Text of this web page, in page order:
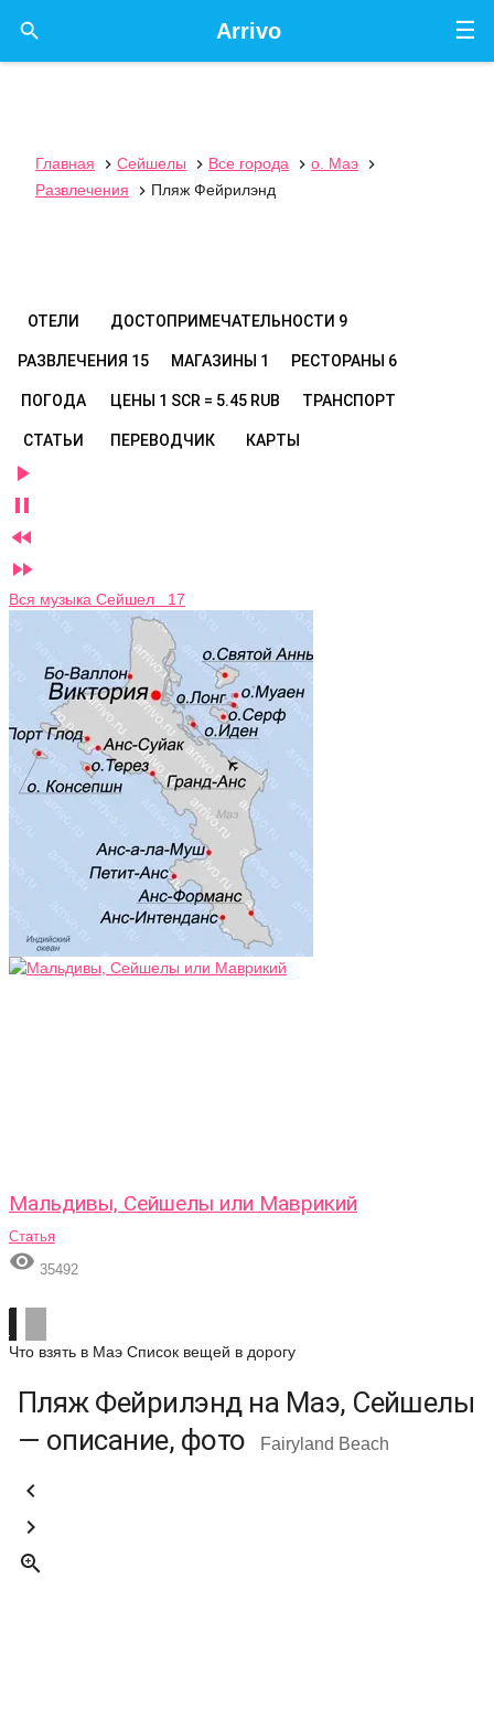
☰
Arrivo

Главная  Сейшелы  Все города  о. Маэ

Развлечения
 Пляж Фейрилэнд
ОТЕЛИ ДОСТОПРИМЕЧАТЕЛЬНОСТИ 9
РАЗВЛЕЧЕНИЯ 15 МАГАЗИНЫ 1 РЕСТОРАНЫ 6
ПОГОДА ЦЕНЫ 1 SCR = 5.45 RUB ТРАНСПОРТ
СТАТЬИ ПЕРЕВОДЧИК КАРТЫ




Вся музыка Сейшел 17
Мальдивы, Сейшелы или Маврикий
Статья
 35492
Что взять в Маэ Список вещей в дорогу
Пляж Фейрилэнд на Маэ, Сейшелы
— описание, фото
Fairyland Beach


